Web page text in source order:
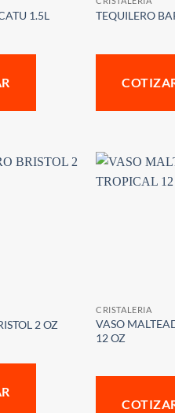
1.5L TEQUILERO
2 OZ
CRISTALERIA
VASO
12 OZ